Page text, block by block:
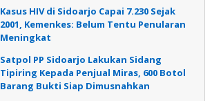
Kasus HIV di Sidoarjo Capai 7.230 Sejak
2001, Kemenkes: Belum Tentu Penularan
Meningkat
Satpol PP Sidoarjo Lakukan Sidang
Tipiring Kepada Penjual Miras, 600 Botol
Barang Bukti Siap Dimusnahkan